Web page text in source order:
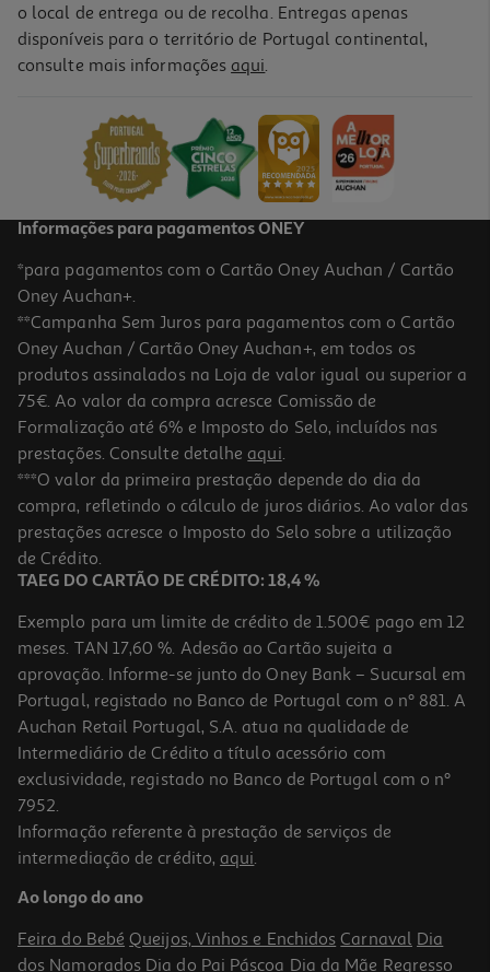
Vodka Eristoff Pink 0.70 L
Price reduced from
11,75 €
5.0
Vodka Libra 0.70l
35.7 €/Lt
24,99 €
Vodka Prosperous Premium 0.70l
49.5 €/Lt
34,65 €
o local de entrega ou de recolha. Entregas apenas
disponíveis para o território de Portugal continental,
consulte mais informações aqui.
Informações para pagamentos ONEY
*para pagamentos com o Cartão Oney Auchan / Cartão
Oney Auchan+.
**Campanha Sem Juros para pagamentos com o Cartão
Oney Auchan / Cartão Oney Auchan+, em todos os
produtos assinalados na Loja de valor igual ou superior a
75€. Ao valor da compra acresce Comissão de
Formalização até 6% e Imposto do Selo, incluídos nas
prestações. Consulte detalhe aqui.
***O valor da primeira prestação depende do dia da
compra, refletindo o cálculo de juros diários. Ao valor das
prestações acresce o Imposto do Selo sobre a utilização
de Crédito.
TAEG DO CARTÃO DE CRÉDITO: 18,4 %
Exemplo para um limite de crédito de 1.500€ pago em 12
meses. TAN 17,60 %. Adesão ao Cartão sujeita a
aprovação. Informe-se junto do Oney Bank – Sucursal em
Portugal, registado no Banco de Portugal com o nº 881. A
Auchan Retail Portugal, S.A. atua na qualidade de
Intermediário de Crédito a título acessório com
exclusividade, registado no Banco de Portugal com o nº
7952.
Informação referente à prestação de serviços de
intermediação de crédito, aqui.
Ao longo do ano
Feira do Bebé Queijos, Vinhos e Enchidos Carnaval Dia
dos Namorados Dia do Pai Páscoa Dia da Mãe Regresso